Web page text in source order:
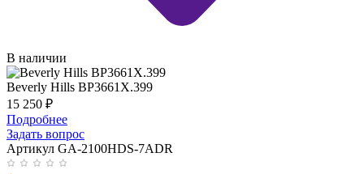
В наличии
Beverly Hills BP3661X.399
15 250 ₽
Подробнее
Задать вопрос
Артикул GA-2100HDS-7ADR